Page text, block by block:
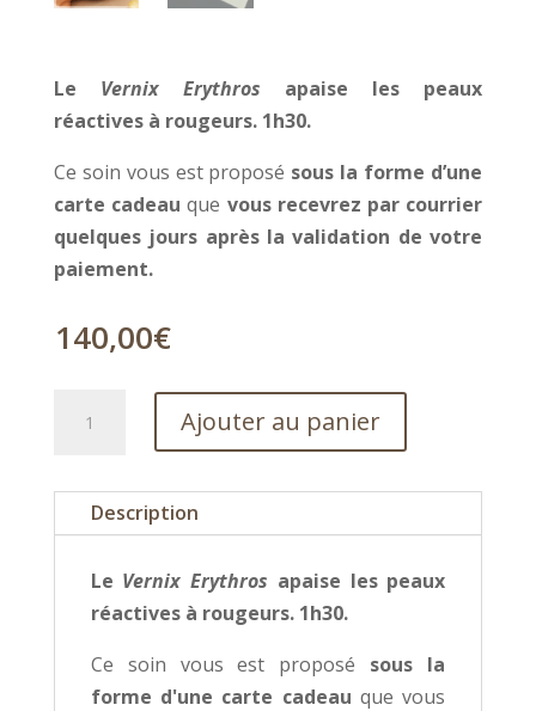
Le Vernix Erythros apaise les peaux
réactives à rougeurs. 1h30.
Ce soin vous est proposé sous la forme d’une
carte cadeau que vous recevrez par courrier
quelques jours après la validation de votre
paiement.
140,00€
soin
Toleskin
Ajouter au panier
Description
Le Vernix Erythros apaise les peaux
réactives à rougeurs. 1h30.
Ce soin vous est proposé sous la
forme d'une carte cadeau que vous